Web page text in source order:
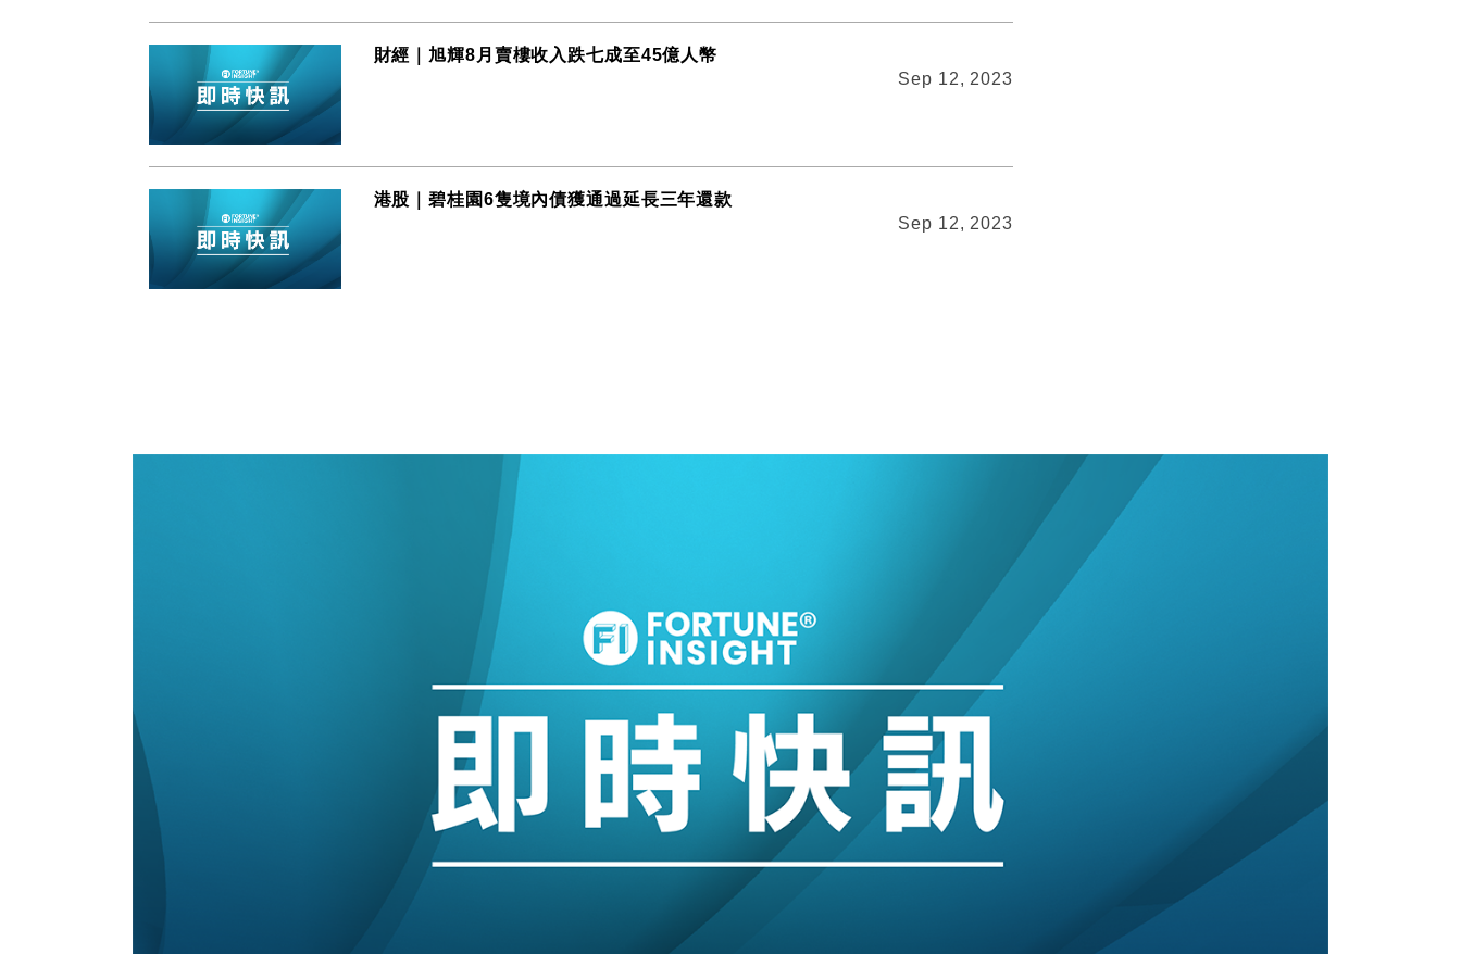
財經｜旭輝8月賣樓收入跌七成至45億人幣
Sep 12, 2023
港股｜碧桂園6隻境內債獲通過延長三年還款
Sep 12, 2023